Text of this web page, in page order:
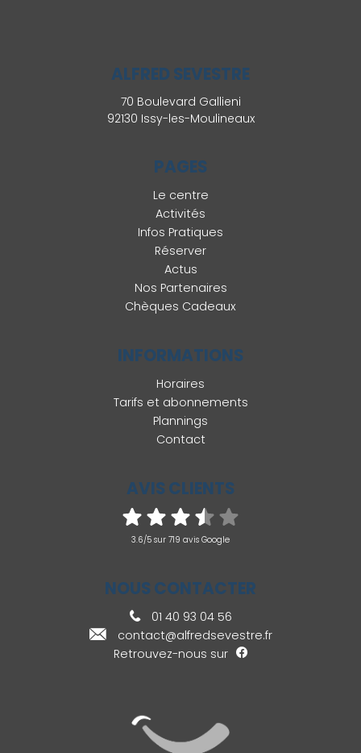
ALFRED SEVESTRE
70 Boulevard Gallieni
92130 Issy-les-Moulineaux
PAGES
Le centre
Activités
Infos Pratiques
Réserver
Actus
Nos Partenaires
Chèques Cadeaux
INFORMATIONS
Horaires
Tarifs et abonnements
Plannings
Contact
AVIS CLIENTS
3.6/5 sur 719 avis Google
NOUS CONTACTER
01 40 93 04 56
contact@alfredsevestre.fr
Retrouvez-nous sur